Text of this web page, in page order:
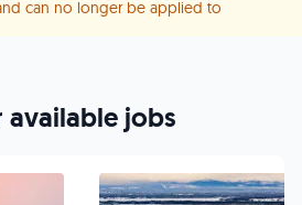
can no longer be applied to
available jobs